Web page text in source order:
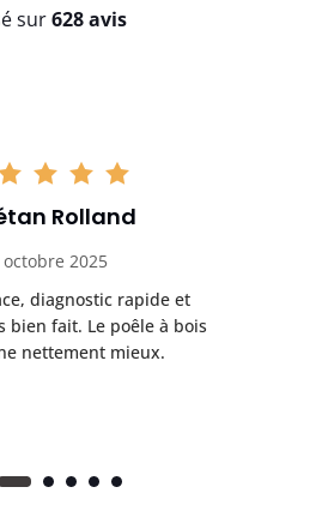
sur628 avis
Rolland
octobre 2025
diagnostic rapide et
bien fait. Le poêle à bois
nettement mieux.